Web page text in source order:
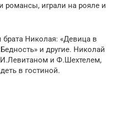
романсы, играли на рояле и
брата Николая: «Девица в
и другие. Николай
и Ф.Шехтелем,
в гостиной.